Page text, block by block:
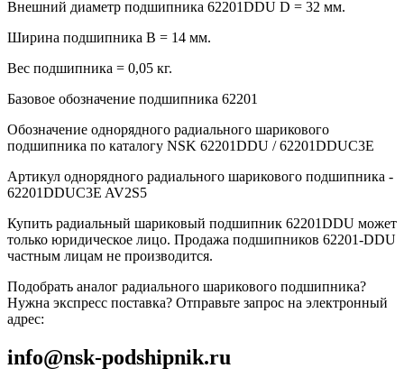
Внешний диаметр подшипника 62201DDU D = 32 мм.
Ширина подшипника B = 14 мм.
Вес подшипника = 0,05 кг.
Базовое обозначение подшипника 62201
Обозначение однорядного радиального шарикового
подшипника по каталогу NSK 62201DDU / 62201DDUC3E
Артикул однорядного радиального шарикового подшипника -
62201DDUC3E AV2S5
Купить радиальный шариковый подшипник 62201DDU может
только юридическое лицо. Продажа подшипников 62201-DDU
частным лицам не производится.
Подобрать аналог радиального шарикового подшипника?
Нужна экспресс поставка? Отправьте запрос на электронный
адрес:
info@nsk-podshipnik.ru